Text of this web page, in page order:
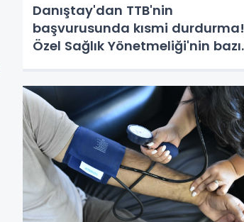
Danıştay'dan TTB'nin
başvurusunda kısmi durdurma!
Özel Sağlık Yönetmeliği'nin bazı